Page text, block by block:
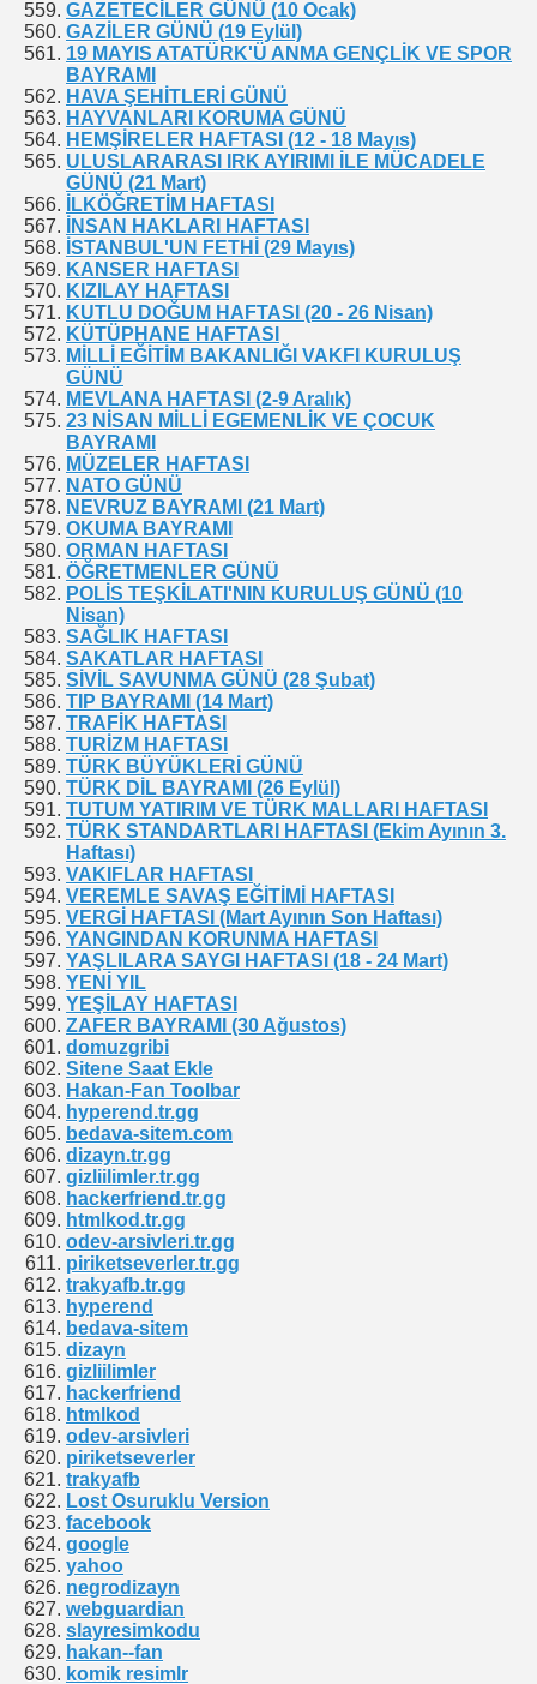
GAZETECİLER GÜNÜ (10 Ocak)
GAZİLER GÜNÜ (19 Eylül)
19 MAYIS ATATÜRK'Ü ANMA GENÇLİK VE SPOR
BAYRAMI
HAVA ŞEHİTLERİ GÜNÜ
HAYVANLARI KORUMA GÜNÜ
HEMŞİRELER HAFTASI (12 - 18 Mayıs)
ULUSLARARASI IRK AYIRIMI İLE MÜCADELE
GÜNÜ (21 Mart)
İLKÖĞRETİM HAFTASI
İNSAN HAKLARI HAFTASI
İSTANBUL'UN FETHİ (29 Mayıs)
KANSER HAFTASI
KIZILAY HAFTASI
KUTLU DOĞUM HAFTASI (20 - 26 Nisan)
KÜTÜPHANE HAFTASI
MİLLİ EĞİTİM BAKANLIĞI VAKFI KURULUŞ
GÜNÜ
MEVLANA HAFTASI (2-9 Aralık)
23 NİSAN MİLLİ EGEMENLİK VE ÇOCUK
BAYRAMI
MÜZELER HAFTASI
NATO GÜNÜ
NEVRUZ BAYRAMI (21 Mart)
OKUMA BAYRAMI
ORMAN HAFTASI
ÖĞRETMENLER GÜNÜ
POLİS TEŞKİLATI'NIN KURULUŞ GÜNÜ (10
Nisan)
SAĞLIK HAFTASI
SAKATLAR HAFTASI
SİVİL SAVUNMA GÜNÜ (28 Şubat)
TIP BAYRAMI (14 Mart)
TRAFİK HAFTASI
TURİZM HAFTASI
TÜRK BÜYÜKLERİ GÜNÜ
TÜRK DİL BAYRAMI (26 Eylül)
TUTUM YATIRIM VE TÜRK MALLARI HAFTASI
TÜRK STANDARTLARI HAFTASI (Ekim Ayının 3.
Haftası)
VAKIFLAR HAFTASI
VEREMLE SAVAŞ EĞİTİMİ HAFTASI
VERGİ HAFTASI (Mart Ayının Son Haftası)
YANGINDAN KORUNMA HAFTASI
YAŞLILARA SAYGI HAFTASI (18 - 24 Mart)
YENİ YIL
YEŞİLAY HAFTASI
ZAFER BAYRAMI (30 Ağustos)
domuzgribi
Sitene Saat Ekle
Hakan-Fan Toolbar
hyperend.tr.gg
bedava-sitem.com
dizayn.tr.gg
gizliilimler.tr.gg
hackerfriend.tr.gg
htmlkod.tr.gg
odev-arsivleri.tr.gg
piriketseverler.tr.gg
trakyafb.tr.gg
hyperend
bedava-sitem
dizayn
gizliilimler
hackerfriend
htmlkod
odev-arsivleri
piriketseverler
trakyafb
Lost Osuruklu Version
facebook
google
yahoo
negrodizayn
webguardian
slayresimkodu
hakan--fan
komik resimlr